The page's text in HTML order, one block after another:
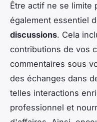
Être actif ne se limite
également essentiel
discussions. Cela
contributions de vos
commentaires sous
des échanges dans
telles interactions
professionnel et